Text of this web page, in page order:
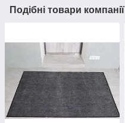
Подібні товари компанії